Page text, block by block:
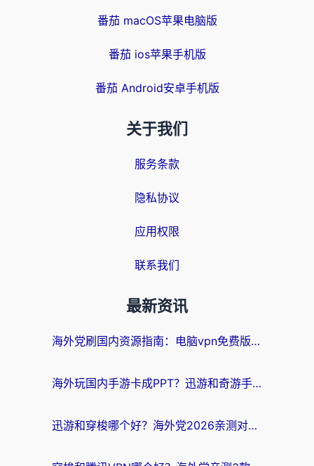
番茄 macOS苹果电脑版
番茄 ios苹果手机版
番茄 Android安卓手机版
关于我们
服务条款
隐私协议
应用权限
联系我们
最新资讯
海外党刷国内资源指南：电脑vpn免费版真的能用吗？选对加速器才是关键
海外玩国内手游卡成PPT？迅游和奇游手游哪个好？附真实VPN评测及番茄加速器体验
迅游和穿梭哪个好？海外党2026亲测对比+免费vs付费选择指南，附番茄加速器实测体验